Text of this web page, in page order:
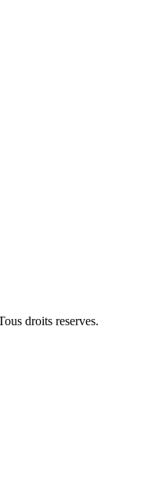
droits reserves.